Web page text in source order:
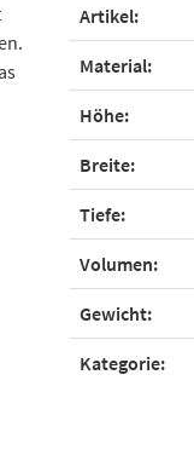
Artikel:
Material:
Höhe:
Breite:
Tiefe:
Volumen:
Gewicht:
Kategorie: